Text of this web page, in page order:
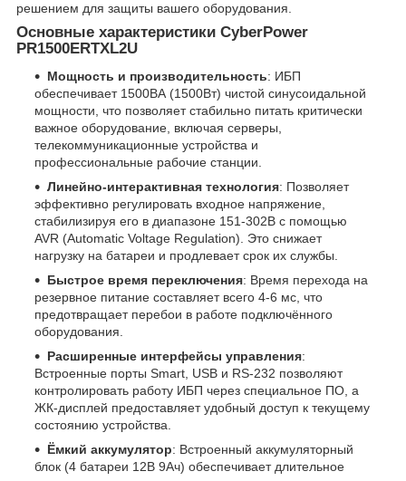
решением для защиты вашего оборудования.
Основные характеристики CyberPower
PR1500ERTXL2U
Мощность и производительность: ИБП
обеспечивает 1500ВА (1500Вт) чистой синусоидальной
мощности, что позволяет стабильно питать критически
важное оборудование, включая серверы,
телекоммуникационные устройства и
профессиональные рабочие станции.
Линейно-интерактивная технология: Позволяет
эффективно регулировать входное напряжение,
стабилизируя его в диапазоне 151-302В с помощью
AVR (Automatic Voltage Regulation). Это снижает
нагрузку на батареи и продлевает срок их службы.
Быстрое время переключения: Время перехода на
резервное питание составляет всего 4-6 мс, что
предотвращает перебои в работе подключённого
оборудования.
Расширенные интерфейсы управления:
Встроенные порты Smart, USB и RS-232 позволяют
контролировать работу ИБП через специальное ПО, а
ЖК-дисплей предоставляет удобный доступ к текущему
состоянию устройства.
Ёмкий аккумулятор: Встроенный аккумуляторный
блок (4 батареи 12В 9Ач) обеспечивает длительное